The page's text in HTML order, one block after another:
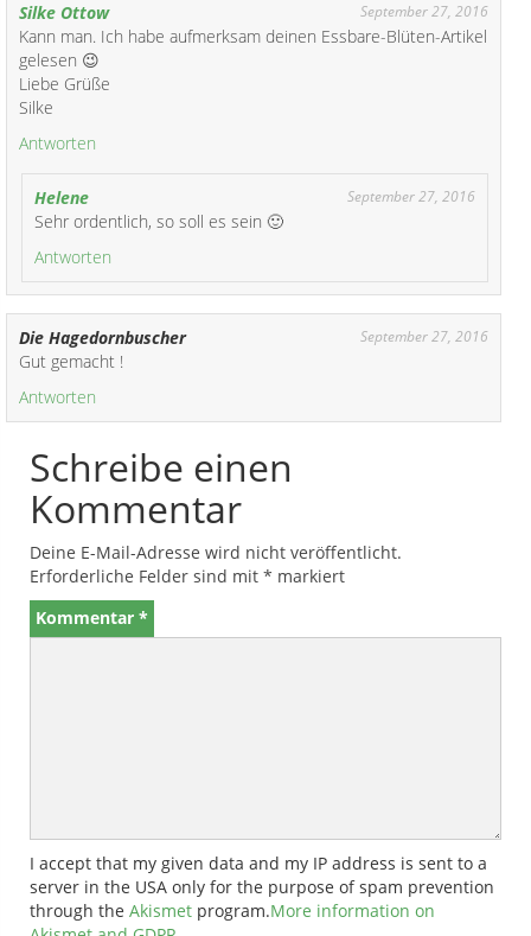
Silke Ottow September 27, 2016
Kann man. Ich habe aufmerksam deinen Essbare-Blüten-Artikel
gelesen 😉
Liebe Grüße
Silke
Antworten
Helene September 27, 2016
Sehr ordentlich, so soll es sein 🙂
Antworten
Die Hagedornbuscher September 27, 2016
Gut gemacht !
Antworten
Schreibe einen
Kommentar
Deine E-Mail-Adresse wird nicht veröffentlicht.
Erforderliche Felder sind mit * markiert
Kommentar *
I accept that my given data and my IP address is sent to a
server in the USA only for the purpose of spam prevention
through the Akismet program.More information on